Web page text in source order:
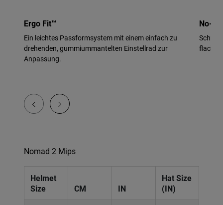
Ergo Fit™
Ein leichtes Passformsystem mit einem einfach zu
drehenden, gummiummantelten Einstellrad zur
Anpassung.
No-
flach
Nomad 2 Mips
Helmet
Size
CM IN
Hat Size
(IN)